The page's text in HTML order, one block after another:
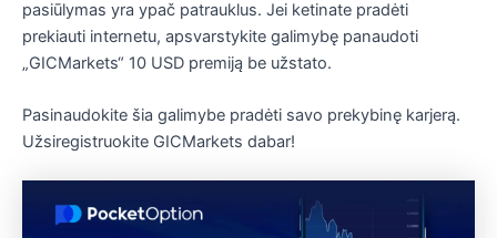
pasiūlymas yra ypač patrauklus. Jei ketinate pradėti
prekiauti internetu, apsvarstykite galimybę panaudoti
„GICMarkets“ 10 USD premiją be užstato.
Pasinaudokite šia galimybe pradėti savo prekybinę karjerą.
Užsiregistruokite GICMarkets dabar!